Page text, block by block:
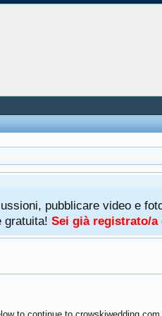
pubblicare video e
gratuita! Sei già registrato/